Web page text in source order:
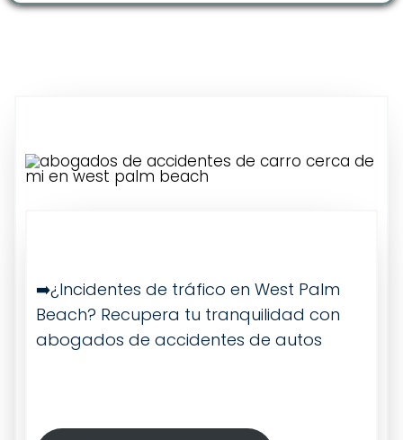
➡️¿Incidentes de tráfico en West Palm
Beach? Recupera tu tranquilidad con
abogados de accidentes de autos